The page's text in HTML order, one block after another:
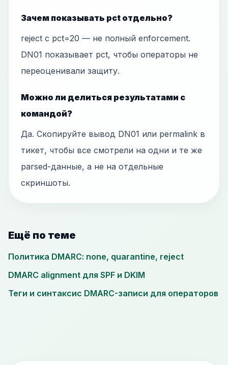
Зачем показывать pct отдельно?
reject с pct=20 — не полный enforcement.
DN01 показывает pct, чтобы операторы не
переоценивали защиту.
Можно ли делиться результатами с
командой?
Да. Скопируйте вывод DN01 или permalink в
тикет, чтобы все смотрели на одни и те же
parsed-данные, а не на отдельные
скриншоты.
Ещё по теме
Политика DMARC: none, quarantine, reject
DMARC alignment для SPF и DKIM
Теги и синтаксис DMARC-записи для операторов